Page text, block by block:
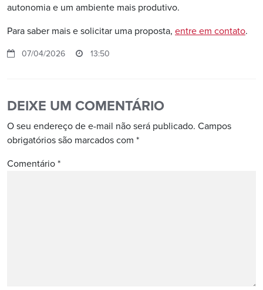
autonomia e um ambiente mais produtivo.
Para saber mais e solicitar uma proposta, entre em contato.
07/04/2026 13:50
DEIXE UM COMENTÁRIO
O seu endereço de e-mail não será publicado. Campos
obrigatórios são marcados com *
Comentário *